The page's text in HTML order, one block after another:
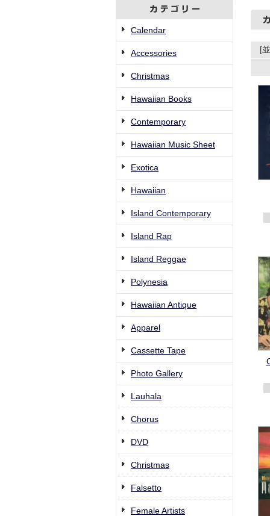
Calendar
Accessories
Christmas
Hawaiian Books
Contemporary
Hawaiian Music Sheet
Exotica
Hawaiian
Island Contemporary
Island Rap
Island Reggae
Polynesia
Hawaiian Antique
Apparel
Cassette Tape
Photo Gallery
Lauhala
Chorus
DVD
Christmas
Falsetto
Female Artists
[